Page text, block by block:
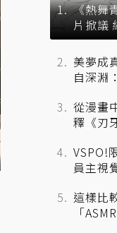
《熱舞
片掀議
美夢成
自深淵
從漫畫
釋《刃
VSPO!
員主視
這樣比
「